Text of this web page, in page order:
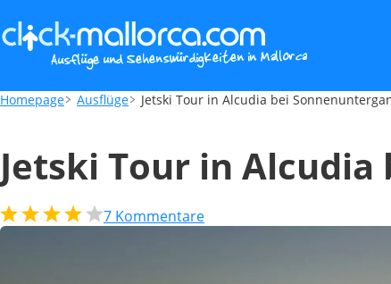
Jetski Tour in Alcudia bei
Homepage Ausflüge Jetski Tour in Alcudia bei
Jetski Tour in
7 Kommentare